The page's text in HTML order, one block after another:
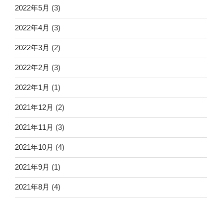
2022年5月 (3)
2022年4月 (3)
2022年3月 (2)
2022年2月 (3)
2022年1月 (1)
2021年12月 (2)
2021年11月 (3)
2021年10月 (4)
2021年9月 (1)
2021年8月 (4)